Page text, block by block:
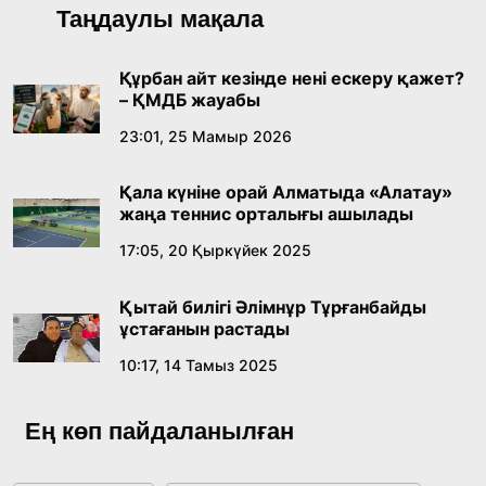
Қазақ тіліндегі «құт» концептісінің
лингвомәдени сипаты
09:21, 21 Шілде 2026
Абайдың адам тәрбиесі туралы
18:59, 20 Шілде 2026
Жасанды интеллект: адамзаттың көмекшісі
18:16, 20 Шілде 2026
жетістіктері мен даму бағыты
Таңдаулы мақала
Құрбан айт кезінде нені ескеру қажет?
– ҚМДБ жауабы
23:01, 25 Мамыр 2026
Қала күніне орай Алматыда «Алатау»
жаңа теннис орталығы ашылады
17:05, 20 Қыркүйек 2025
Қытай билігі Әлімнұр Тұрғанбайды
ұстағанын растады
10:17, 14 Тамыз 2025
Ең көп пайдаланылған